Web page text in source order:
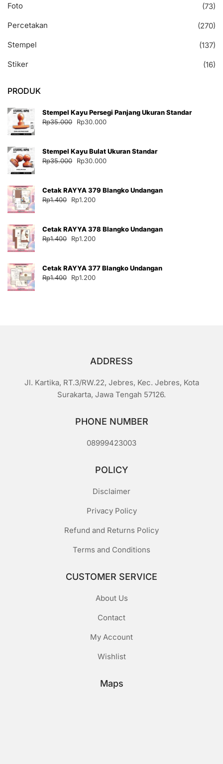
Foto
(73)
Percetakan
(270)
Stempel
(137)
Stiker
(16)
PRODUK
Stempel Kayu Persegi Panjang Ukuran Standar
Rp35.000
Harga
Rp35.000.
Rp30.000
adalah:
Stempel Kayu Bulat Ukuran Standar
Rp35.000
Harga
Rp35.000.
Rp30.000
adalah:
Cetak RAYYA 379 Blangko Undangan
Rp1.400
Harga
Rp1.400.
Rp1.200
adalah:
Cetak RAYYA 378 Blangko Undangan
Rp1.400
Harga
Rp1.400.
Rp1.200
adalah:
Cetak RAYYA 377 Blangko Undangan
Rp1.400
Harga
Rp1.200
ADDRESS
Jl. Kartika, RT.3/RW.22, Jebres, Kec. Jebres, Kota
Surakarta, Jawa Tengah 57126.
PHONE NUMBER
08999423003
POLICY
Disclaimer
Privacy Policy
Refund and Returns Policy
Terms and Conditions
CUSTOMER SERVICE
About Us
Contact
My Account
Wishlist
Maps